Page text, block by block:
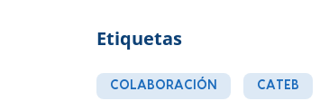
Etiquetas
COLABORACIÓN CATEB